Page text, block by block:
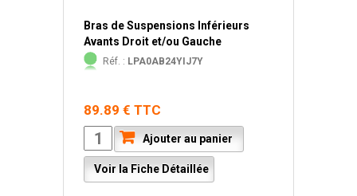
Bras de Suspensions Inférieurs
Avants Droit et/ou Gauche
Réf. : LPA0AB24YIJ7Y
89.89 € TTC
Ajouter au panier
Voir la Fiche Détaillée